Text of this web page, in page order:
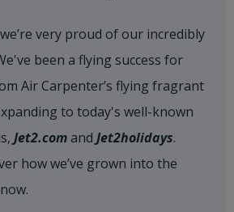
very proud of our incredibly
been a flying success for
Air Carpenter’s flying fragrant
to today's well-known
Jet2.comand Jet2holidays.
how we’ve grown into the